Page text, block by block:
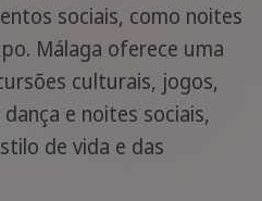
sociais, como noites
Málaga oferece uma
culturais, jogos,
e noites sociais,
de vida e das